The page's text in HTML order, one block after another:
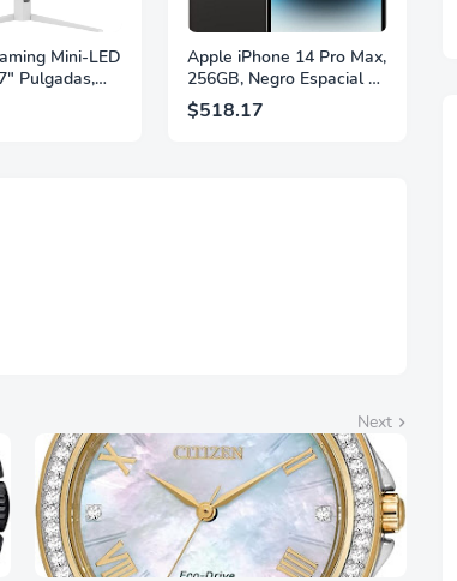
Mini-LED
Pulgadas,
320Hz,
Apple iPhone 14 Pro Max,
256GB, Negro Espacial -
Desbloqueado
(Renovado)
$518.17
Next